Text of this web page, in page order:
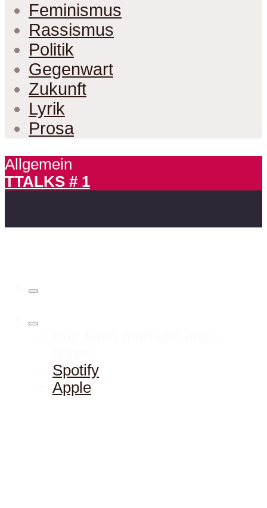
Feminismus
Rassismus
Politik
Gegenwart
Zukunft
Lyrik
Prosa
Allgemein
TTALKS # 1
Spotify
Apple